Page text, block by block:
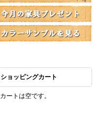
ショッピングカート
カートは空です。